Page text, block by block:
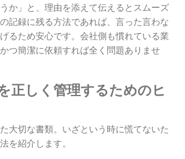
か」と、理由を添えて伝えるとスムーズ
記録に残る方法であれば、言った言わな
るため安心です。会社側も慣れている業
つ簡潔に依頼すれば全く問題ありませ
正しく管理するためのヒ
大切な書類。いざという時に慌てないた
を紹介します。